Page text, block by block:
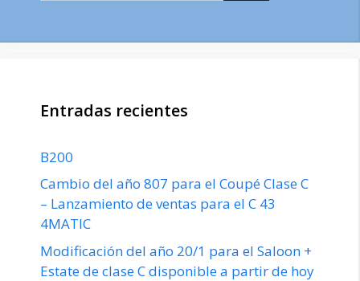
Entradas recientes
B200
Cambio del año 807 para el Coupé Clase C
– Lanzamiento de ventas para el C 43
4MATIC
Modificación del año 20/1 para el Saloon +
Estate de clase C disponible a partir de hoy